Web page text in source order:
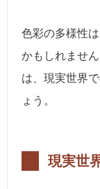
色彩の多様性
かもしれませ
は、現実世界
ょう。
現実世